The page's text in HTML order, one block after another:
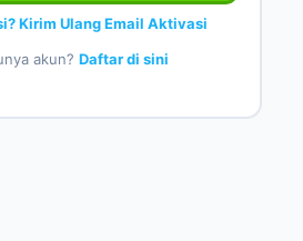
Kirim Ulang Email Aktivasi
akun? Daftar di sini